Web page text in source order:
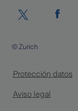
Protección datos
Aviso legal
© Zurich